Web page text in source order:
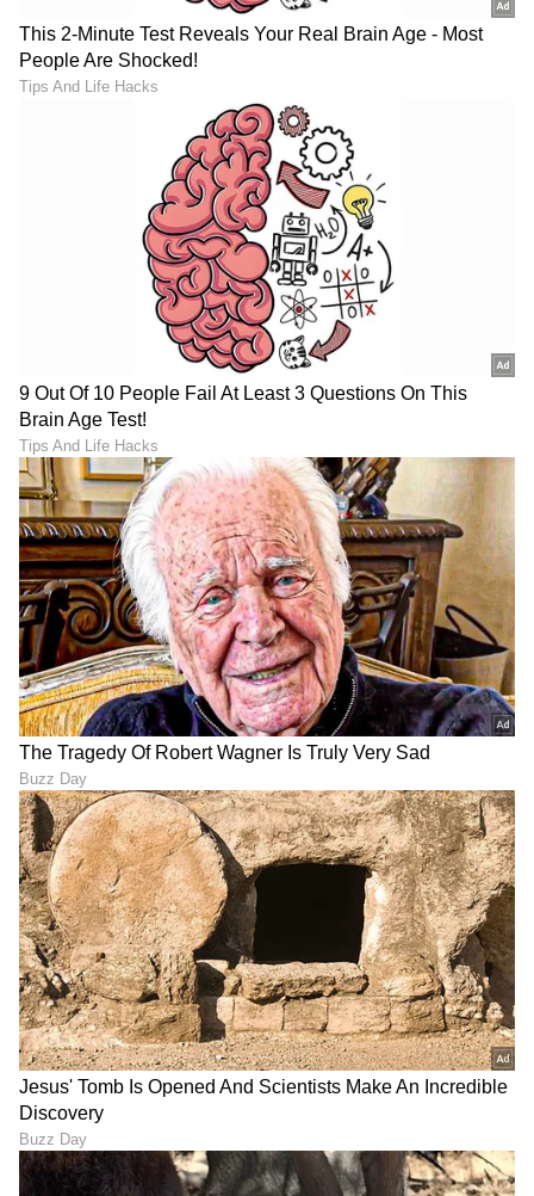
ಆ ಯುವಕನ ಜೊತೆ
ಮತ್ತೊಂದು ಬಿಗ್​ ಸರ್​ಪ್ರೈಸ್​
ಕೊಟ್ಟ Bigg Boss ಸ್ಪಂದನಾ
ಹೋಗ್ಬೇಕಾ? ಲಾಲ್‌ಬಾಗ್ ಫ್ಲವರ್
ಶೋನಲ್ಲಿ ಸಿಕ್ಕಿದೆ ಭರ್ಜರಿ
ಅವಕಾಶ!
LATEST VIDEOS
"ರಾಜಕೀಯ ಬೇಡ, ಸಿನಿಮಾನೇ ಪ್ರಾಣ":
ಕನಕೋತ್ಸವದಲ್ಲಿ ರಿಷಬ್ ಶೆಟ್ಟಿ | Rishab
Shetty speech | Suvarna News
ಶೇ.50 ರಿಂದ ಶೇ.18 ಕ್ಕೆ TAX ಇಳಿಕೆ: ಮೋದಿ-
ಟ್ರಂಪ್ ಐತಿಹಾಸಿಕ ಒಪ್ಪಂದ | India US
Trade Deal | Party Rounds